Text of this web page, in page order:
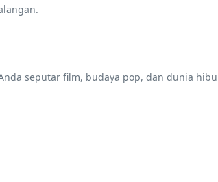
seputar film, budaya pop, dan dunia